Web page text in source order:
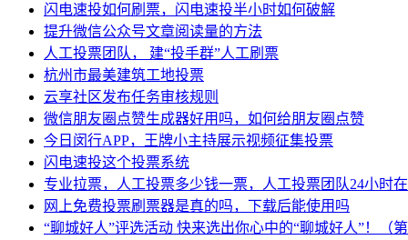
闪电速投如何刷票，闪电速投半小时如何破解
提升微信公众号文章阅读量的方法
人工投票团队， 建“投手群”人工刷票
杭州市最美建筑工地投票
云享社区发布任务审核规则
微信朋友圈点赞生成器好用吗，如何给朋友圈点赞
今日闵行APP，王牌小主持展示视频征集投票
闪电速投这个投票系统
专业拉票，人工投票多少钱一票，人工投票团队24小时在
网上免费投票刷票器是真的吗，下载后能使用吗
“聊城好人”评选活动 快来选出你心中的“聊城好人”！（第